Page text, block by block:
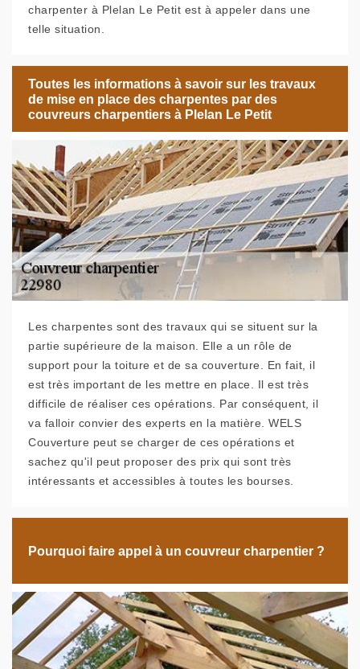
charpenter à Plelan Le Petit est à appeler dans une
telle situation.
Toutes les informations à savoir sur les travaux
de mise en place des charpentes par des
couvreurs charpentiers à Plelan Le Petit
Les charpentes sont des travaux qui se situent sur la
partie supérieure de la maison. Elle a un rôle de
support pour la toiture et de sa couverture. En fait, il
est très important de les mettre en place. Il est très
difficile de réaliser ces opérations. Par conséquent, il
va falloir convier des experts en la matière. WELS
Couverture peut se charger de ces opérations et
sachez qu'il peut proposer des prix qui sont très
intéressants et accessibles à toutes les bourses.
Pourquoi faire appel à un couvreur charpentier ?